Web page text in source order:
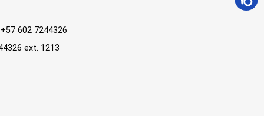
602 7244326
ext. 1213